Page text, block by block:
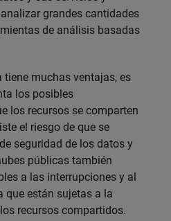
grandes cantidades
de análisis basadas
muchas ventajas, es
los posibles
los recursos se comparten
el riesgo de que se
seguridad de los datos y
públicas también
a las interrupciones y al
que están sujetas a la
recursos compartidos.